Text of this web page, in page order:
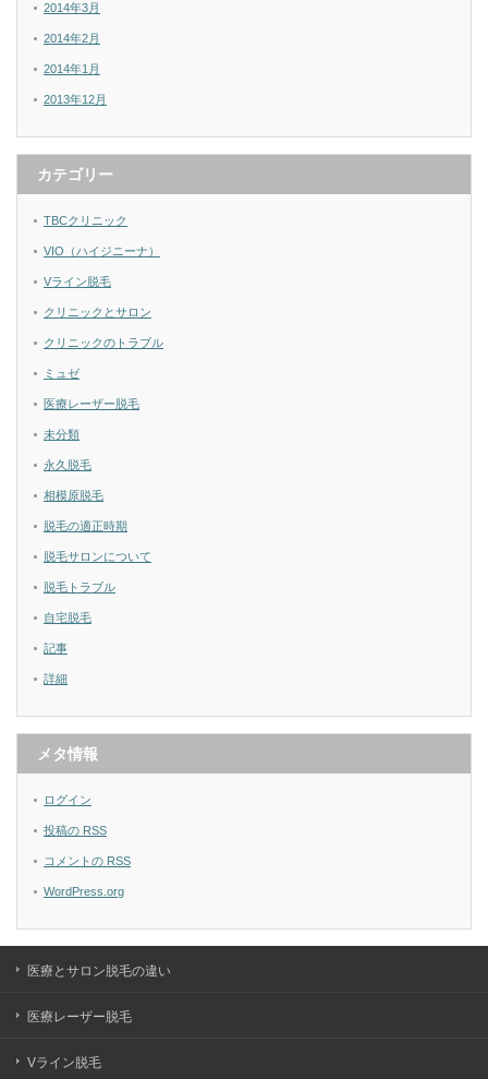
2014年3月
2014年2月
2014年1月
2013年12月
カテゴリー
TBCクリニック
VIO（ハイジニーナ）
Vライン脱毛
クリニックとサロン
クリニックのトラブル
ミュゼ
医療レーザー脱毛
未分類
永久脱毛
相模原脱毛
脱毛の適正時期
脱毛サロンについて
脱毛トラブル
自宅脱毛
記事
詳細
メタ情報
ログイン
投稿の RSS
コメントの RSS
WordPress.org
医療とサロン脱毛の違い
医療レーザー脱毛
Vライン脱毛